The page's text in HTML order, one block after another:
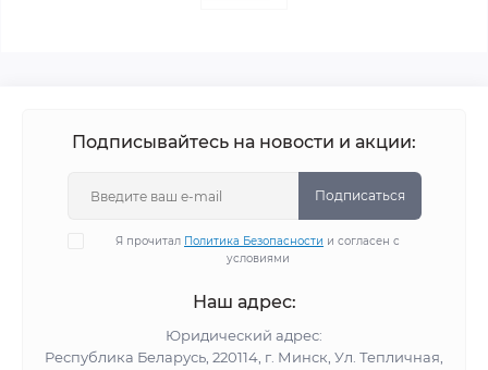
Подписывайтесь на новости и акции:
Подписаться
Я прочитал Политика Безопасности и согласен с
условиями
Наш адрес:
Юридический адрес:
Республика Беларусь, 220114, г. Минск, Ул. Тепличная,